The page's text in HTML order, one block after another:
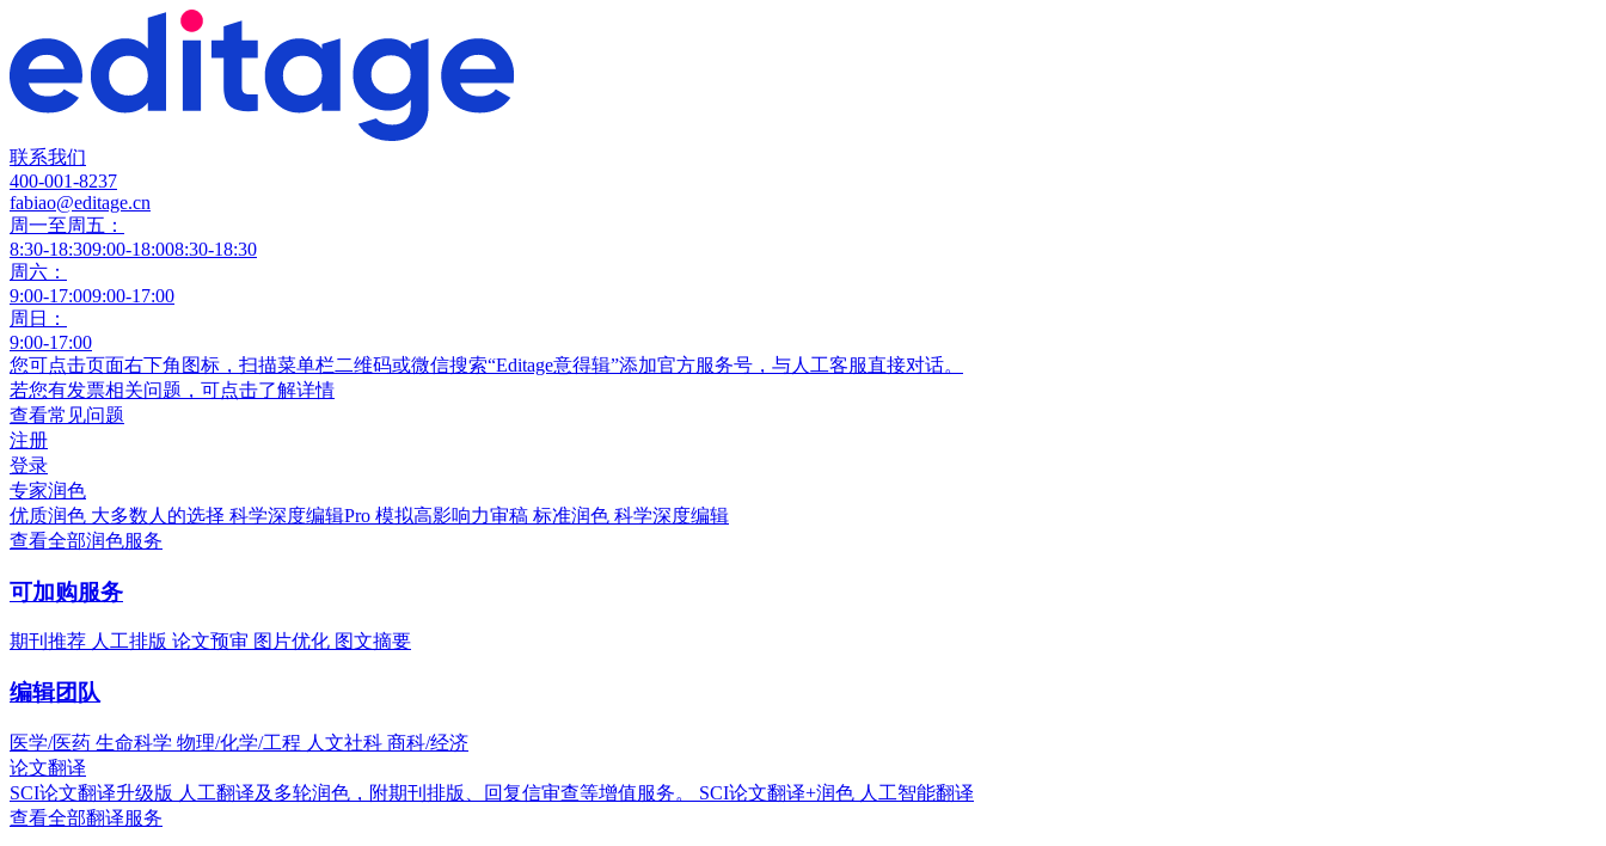
联系我们
400-001-8237
fabiao@editage.cn
周一至周五：
8:30-18:309:00-18:008:30-18:30
周六：
9:00-17:009:00-17:00
周日：
9:00-17:00
您可点击页面右下角图标，扫描菜单栏二维码或微信搜索“Editage意得辑”添加官方服务号，与人工客服直接对话。
若您有发票相关问题，可点击了解详情
查看常见问题
注册
登录
专家润色
优质润色 大多数人的选择 科学深度编辑Pro 模拟高影响力审稿 标准润色 科学深度编辑
查看全部润色服务
可加购服务
期刊推荐 人工排版 论文预审 图片优化 图文摘要
编辑团队
医学/医药 生命科学 物理/化学/工程 人文社科 商科/经济
论文翻译
SCI论文翻译升级版 人工翻译及多轮润色，附期刊排版、回复信审查等增值服务。 SCI论文翻译+润色 人工智能翻译
查看全部翻译服务